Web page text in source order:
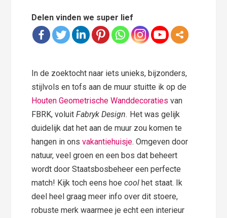
Delen vinden we super lief
In de zoektocht naar iets unieks, bijzonders,
stijlvols en tofs aan de muur stuitte ik op de
Houten Geometrische Wanddecoraties van
FBRK, voluitFabryk Design. Het was gelijk
duidelijk dat het aan de muur zou komen te
hangen in onsvakantiehuisje. Omgeven door
natuur, veel groen en een bos dat beheert
wordt door Staatsbosbeheer een perfecte
match! Kijk toch eens hoecool het staat. Ik
deel heel graag meer info over dit stoere,
robuste merk waarmee je echt een interieur